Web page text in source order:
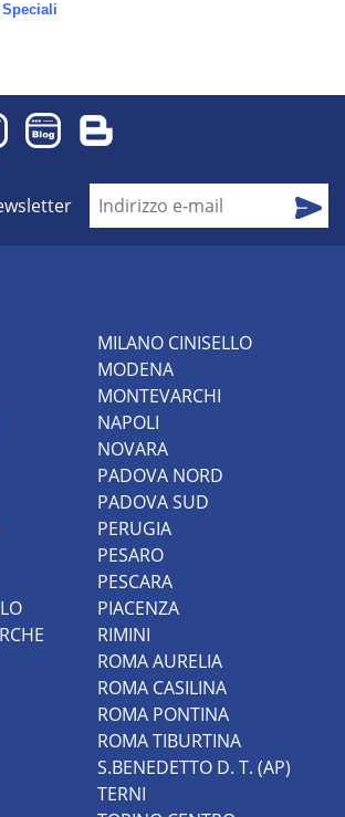
MILANO CINISELLO
MODENA
MONTEVARCHI
NAPOLI
NOVARA
PADOVA NORD
PADOVA SUD
PERUGIA
PESARO
PESCARA
PIACENZA
RIMINI
ROMA AURELIA
ROMA CASILINA
ROMA PONTINA
ROMA TIBURTINA
S.BENEDETTO D. T. (AP)
TERNI